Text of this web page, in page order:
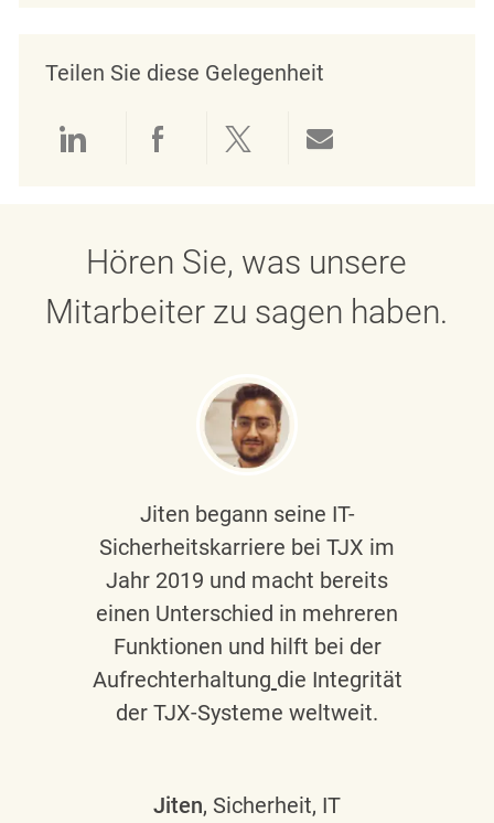
Teilen Sie diese Gelegenheit
Über LinkedIn teilen
Über Facebook teilen
Über Twitter teilen
Hören Sie, was unsere
Mitarbeiter zu sagen haben.
Jiten begann seine IT-
Sicherheitskarriere bei TJX im
Jahr 2019 und macht bereits
einen Unterschied in mehreren
Funktionen und hilft bei der
Aufrechterhaltung die Integrität
der TJX-Systeme weltweit.
Jiten, Sicherheit, IT